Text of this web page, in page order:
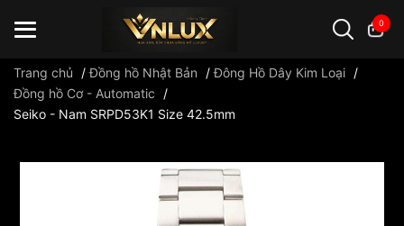
0
Đồng hồ casio đồng hồ G-Shock đồng hồ Orient
Trang chủ /Đồng hồ Nhật Bản /Đông Hồ Dây Kim Loại /
Đồng hồ Cơ - Automatic
/
Seiko - Nam SRPD53K1 Size 42.5mm